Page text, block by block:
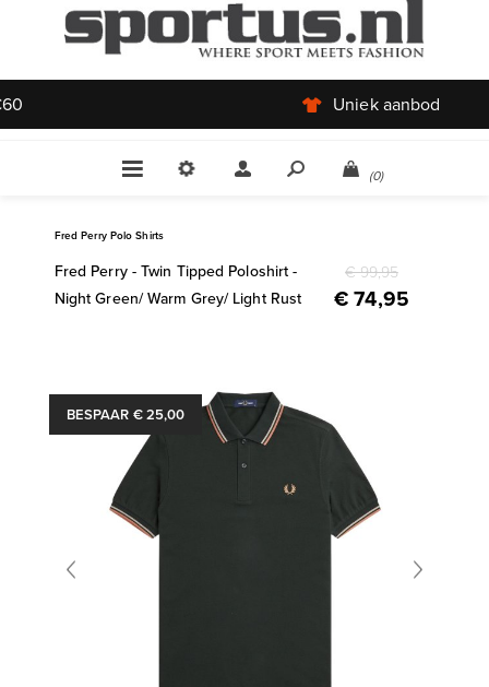
Uniek aanbod
(0)
Fred Perry Polo Shirts
Fred Perry - Twin Tipped Poloshirt -
Night Green/ Warm Grey/ Light Rust
€ 99,95
€ 74,95
BESPAAR € 25,00